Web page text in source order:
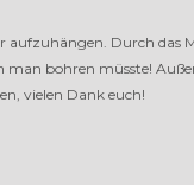
aufzuhängen. Durch das
bohren müsste!
vielen Dank euch!